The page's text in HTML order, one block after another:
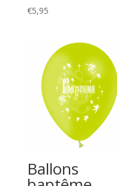
€5,95
Ballons